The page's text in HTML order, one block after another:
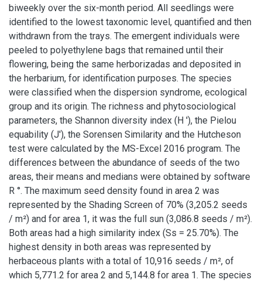
biweekly over the six-month period. All seedlings were
identified to the lowest taxonomic level, quantified and then
withdrawn from the trays. The emergent individuals were
peeled to polyethylene bags that remained until their
flowering, being the same herborizadas and deposited in
the herbarium, for identification purposes. The species
were classified when the dispersion syndrome, ecological
group and its origin. The richness and phytosociological
parameters, the Shannon diversity index (H '), the Pielou
equability (J'), the Sorensen Similarity and the Hutcheson
test were calculated by the MS-Excel 2016 program. The
differences between the abundance of seeds of the two
areas, their means and medians were obtained by software
R °. The maximum seed density found in area 2 was
represented by the Shading Screen of 70% (3,205.2 seeds
/ m²) and for area 1, it was the full sun (3,086.8 seeds / m²).
Both areas had a high similarity index (Ss = 25.70%). The
highest density in both areas was represented by
herbaceous plants with a total of 10,916 seeds / m², of
which 5,771.2 for area 2 and 5,144.8 for area 1. The species